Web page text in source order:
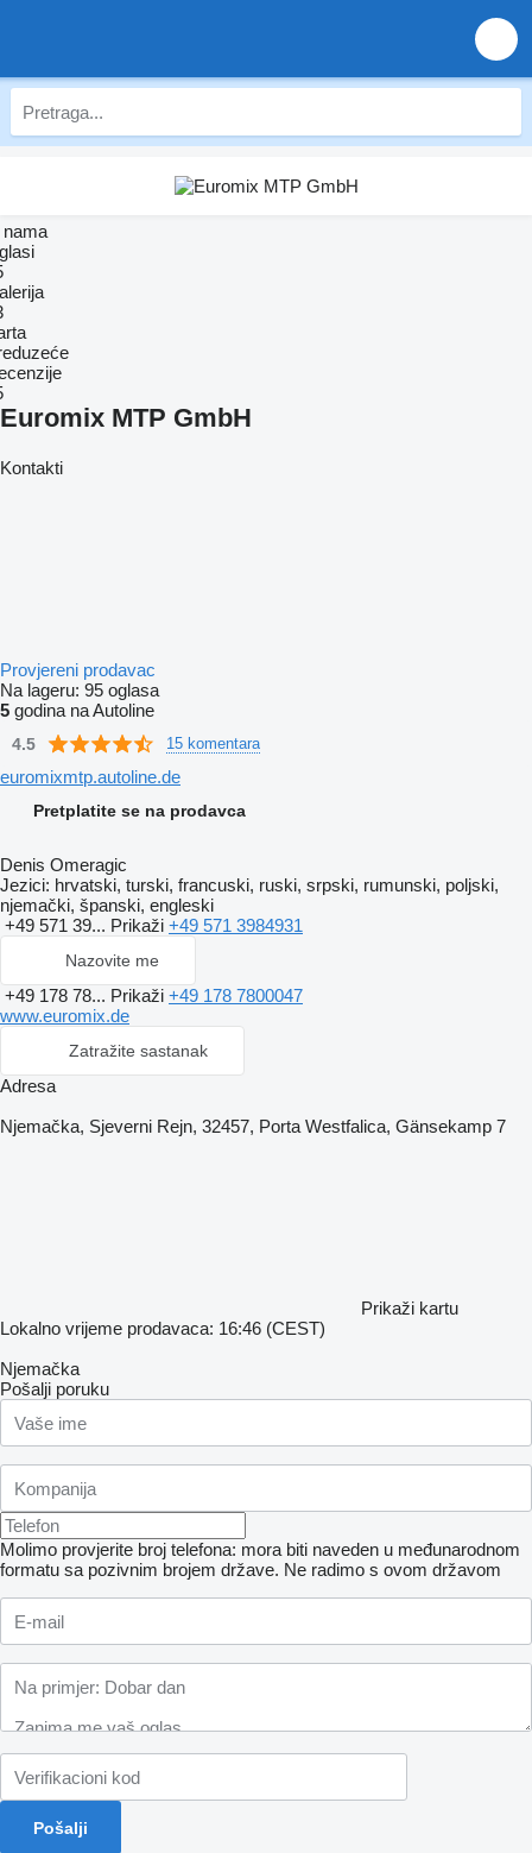
Euromix MTP GmbH
Kontakti
Provjereni prodavac
Na lageru: 95 oglasa
5 godina na Autoline
4.5 15 komentara
euromixmtp.autoline.de
Pretplatite se na prodavca
Denis Omeragic
Jezici: hrvatski, turski, francuski, ruski, srpski, rumunski, poljski,
njemački, španski, engleski
+49 571 39... Prikaži +49 571 3984931
Nazovite me
+49 178 78... Prikaži +49 178 7800047
www.euromix.de
Zatražite sastanak
Adresa
Njemačka, Sjeverni Rejn, 32457, Porta Westfalica, Gänsekamp 7
Prikaži kartu
Lokalno vrijeme prodavaca: 16:46 (CEST)
Njemačka
Pošalji poruku
Molimo provjerite broj telefona: mora biti naveden u međunarodnom
formatu sa pozivnim brojem države. Ne radimo s ovom državom